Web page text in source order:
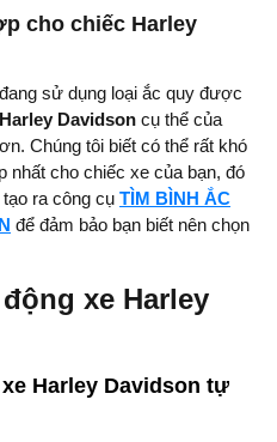
cho chiếc Harley
sử dụng loại ắc quy được
Harley Davidson cụ thể của
Chúng tôi biết có thể rất khó
nhất cho chiếc xe của bạn, đó
ra công cụ TÌM BÌNH ẮC
để đảm bảo bạn biết nên chọn
xe Harley
Harley Davidson tự